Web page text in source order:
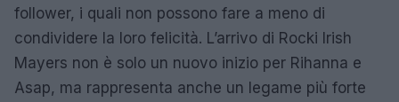
follower, i quali non possono fare a meno di
condividere la loro felicità. L’arrivo di Rocki Irish
Mayers non è solo un nuovo inizio per Rihanna e
Asap, ma rappresenta anche un legame più forte